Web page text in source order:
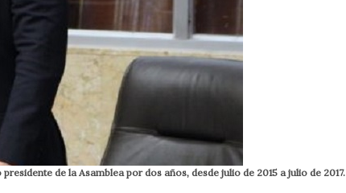
de la Asamblea por dos años, desde julio de 2015 a julio de 2017.